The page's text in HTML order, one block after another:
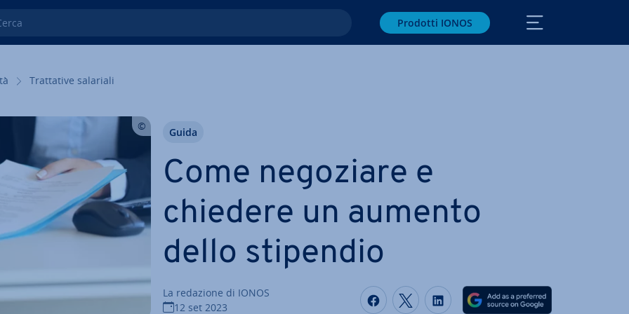
Prodotti IONOS
Trat­ta­ti­ve salariali
Come negoziare e
chiedere un aumento
dello stipendio
La redazione di IONOS
12 set 2023
Condividi via Facebook
Condividi via Twitter
Condividi via LinkedIN
Guida